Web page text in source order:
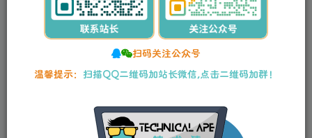
玻璃钢环保设备类网站模板 不锈钢钢材响应式网站源码
此内容为付费资源，请付费后查看
Y币10Y币80
立即购买
扫码关注公众号
温馨提示： 扫描QQ二维码加站长微信,点击二维码加群！